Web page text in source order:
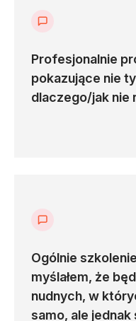
Zrozumienie
Zaawansowane
zaawansowanych
Bezpieczeństwo
GitHub
Wykorzystanie
CI/CD.
Profesjonalnie
pokazujące nie
dlaczego/jak nie
Ogólnie
myślałem, że
nudnych, w
samo, ale jednak